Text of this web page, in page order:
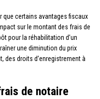
que certains avantages fiscaux
sur le montant des frais de
pour la réhabilitation d’un
une diminution du prix
des droits d’enregistrement à
de notaire